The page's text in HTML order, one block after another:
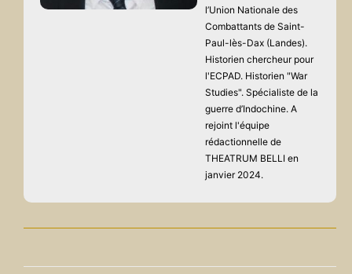
l’Union Nationale des
Combattants de Saint-
Paul-lès-Dax (Landes).
Historien chercheur pour
l'ECPAD. Historien "War
Studies". Spécialiste de la
guerre d’Indochine. A
rejoint l'équipe
rédactionnelle de
THEATRUM BELLI en
janvier 2024.